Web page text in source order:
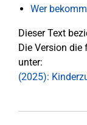
Wer
Dieser Text
Die Version die
unter:
(2025):